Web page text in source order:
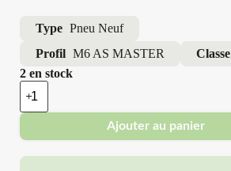
Type Pneu Neuf
Profil M6 AS MASTER Classe
2 en stock
quantité
de
Minerva
Pneus
Neufs
Ajouter au panier